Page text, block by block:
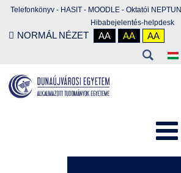
Telefonkönyv - HASIT - MOODLE - Oktatói NEPTUN
Hibabejelentés-helpdesk
NORMÁL NÉZET AA AA AA